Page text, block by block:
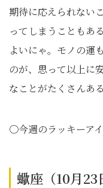
期待に応えられない
ってしまうこともあ
よいにゃ。モノの運
のが、思って以上に
なことがたくさんあ
〇今週のラッキーア
蠍座（10月23